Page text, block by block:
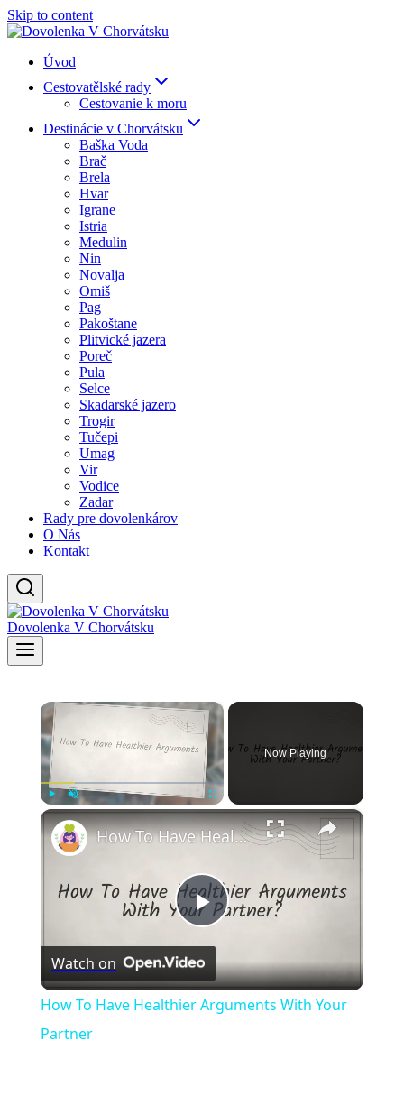
Skip to content
Úvod
Cestovatělské rady
Cestovanie k moru
Destinácie v Chorvátsku
Baška Voda
Brač
Brela
Hvar
Igrane
Istria
Medulin
Nin
Novalja
Omiš
Pag
Pakoštane
Plitvické jazera
Poreč
Pula
Selce
Skadarské jazero
Trogir
Tučepi
Umag
Vir
Vodice
Zadar
Rady pre dovolenkárov
O Nás
Kontakt
Dovolenka V Chorvátsku
×
Play Unmute Fullscreen
Now Playing
×
Play
Video
How To Have Healthier Arguments With Your Partner
Watch on
How To Have Healthier Arguments With Your
Partner